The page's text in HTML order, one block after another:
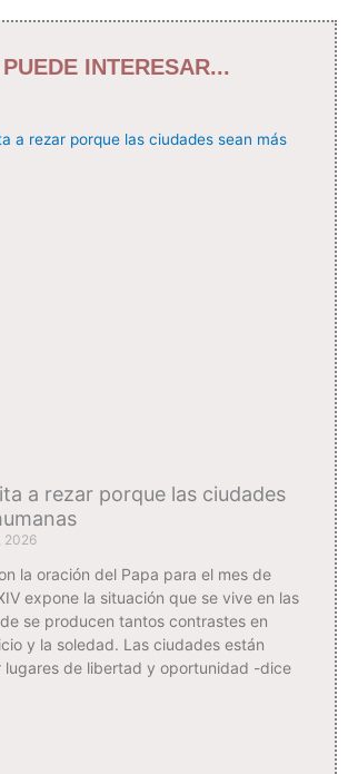
INTERESAR...
a rezar porque las ciudades
2026
la oración del Papa para el mes de
expone la situación que se vive en las
se producen tantos contrastes en
y la soledad. Las ciudades están
lugares de libertad y oportunidad -dice